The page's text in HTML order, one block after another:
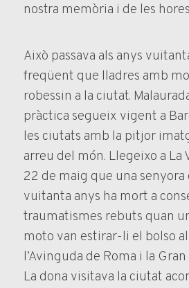
nostra memòria i de les
Això passava als anys
freqüent que lladres amb
robessin a la ciutat.
pràctica segueix vigent a
les ciutats amb la pitjor
arreu del món. Llegeixo a La
22 de maig que una senyora
vuitanta anys ha mort a
traumatismes rebuts quan
moto van estirar-li el bolso
l’Avinguda de Roma i la
La dona visitava la ciutat